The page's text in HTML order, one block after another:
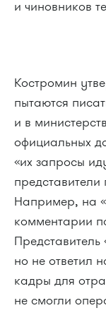
и чиновников
Костромин
пытаются
и в
официальных
«их запросы
Например, на
комментарии
но не ответил
кадры для
не смогли